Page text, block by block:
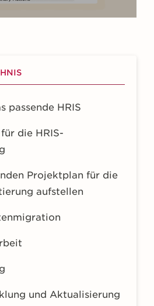
passende HRIS
die HRIS-
Projektplan für die
aufstellen
und Aktualisierung